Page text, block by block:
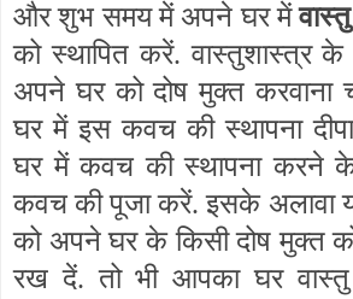
और शुभ समय में अपने घर में
को स्थापित करें. वास्तुशास्त्र
अपने घर को दोष मुक्त करवाना
घर में इस कवच की स्थापना
घर में कवच की स्थापना करने के
कवच की पूजा करें. इसके अलावा
को अपने घर के किसी दोष मुक्त
रख दें. तो भी आपका घर